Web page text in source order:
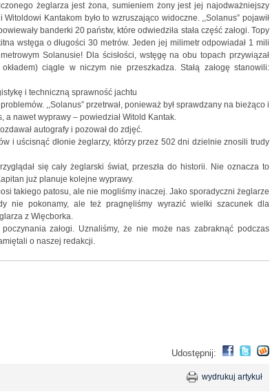
żeglarza jest żona, sumieniem żony jest jej najodważniejszy
Kantakom było to wzruszająco widoczne. ,,Solanus” pojawił
banderki 20 państw, które odwiedziła stała część załogi. Topy
wstęga o długości 30 metrów. Jeden jej milimetr odpowiadał 1 mili
Solanusie! Dla ścisłości, wstęgę na obu topach przywiązał
ciągle w niczym nie przeszkadza. Stałą załogę stanowili:
i techniczną sprawność jachtu
,,Solanus” przetrwał, ponieważ był sprawdzany na bieżąco i
a nawet wyprawy – powiedział Witold Kantak.
autografy i pozował do zdjęć.
i uścisnąć dłonie żeglarzy, którzy przez 502 dni dzielnie znosili trudy
się cały żeglarski świat, przeszła do historii. Nie oznacza to
już planuje kolejne wyprawy.
takiego patosu, ale nie mogliśmy inaczej. Jako sporadyczni żeglarze
nie pokonamy, ale też pragnęliśmy wyrazić wielki szacunek dla
z Więcborka.
załogi. Uznaliśmy, że nie może nas zabraknąć podczas
o naszej redakcji.
Udostępnij:
wydrukuj artykuł